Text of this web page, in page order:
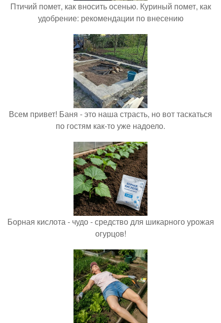
Птичий помет, как вносить осенью. Куриный помет, как
удобрение: рекомендации по внесению
Всем привет! Баня - это наша страсть, но вот таскаться
по гостям как-то уже надоело.
Борная кислота - чудо - средство для шикарного урожая
огурцов!